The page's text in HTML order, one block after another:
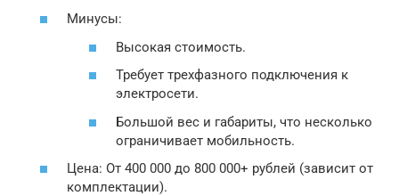
Минусы:
Высокая стоимость.
Требует трехфазного подключения к
электросети.
Большой вес и габариты, что несколько
ограничивает мобильность.
Цена: От 400 000 до 800 000+ рублей (зависит от
комплектации).